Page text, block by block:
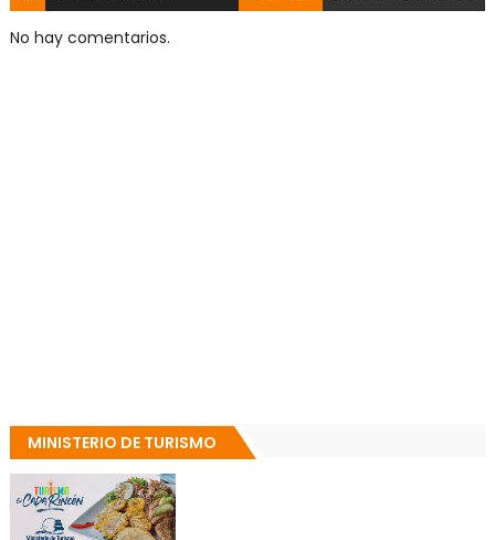
No hay comentarios.
MINISTERIO DE TURISMO